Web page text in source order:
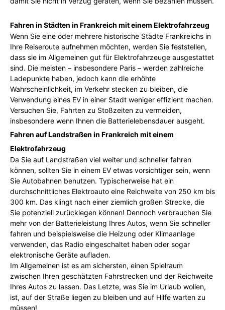
Fahren in Städten in Frankreich mit einem Elektrofahrzeug
Wenn Sie eine oder mehrere historische Städte Frankreichs in
Ihre Reiseroute aufnehmen möchten, werden Sie feststellen,
dass sie im Allgemeinen gut für Elektrofahrzeuge ausgestattet
sind. Die meisten – insbesondere Paris – werden zahlreiche
Ladepunkte haben, jedoch kann die erhöhte
Wahrscheinlichkeit, im Verkehr stecken zu bleiben, die
Verwendung eines EV in einer Stadt weniger effizient machen.
Versuchen Sie, Fahrten zu Stoßzeiten zu vermeiden,
insbesondere wenn Ihnen die Batterielebensdauer ausgeht.
Fahren auf Landstraßen in Frankreich mit einem
Elektrofahrzeug
Da Sie auf Landstraßen viel weiter und schneller fahren
können, sollten Sie in einem EV etwas vorsichtiger sein, wenn
Sie Autobahnen benutzen. Typischerweise hat ein
durchschnittliches Elektroauto eine Reichweite von 250 km bis
300 km. Das klingt nach einer ziemlich großen Strecke, die
Sie potenziell zurücklegen können! Dennoch verbrauchen Sie
mehr von der Batterieleistung Ihres Autos, wenn Sie schneller
fahren und beispielsweise die Heizung oder Klimaanlage
verwenden, das Radio eingeschaltet haben oder sogar
elektronische Geräte aufladen.
Im Allgemeinen ist es am sichersten, einen Spielraum
zwischen Ihren geschätzten Fahrstrecken und der Reichweite
Ihres Autos zu lassen. Das Letzte, was Sie im Urlaub wollen,
ist, auf der Straße liegen zu bleiben und auf Hilfe warten zu
müssen!